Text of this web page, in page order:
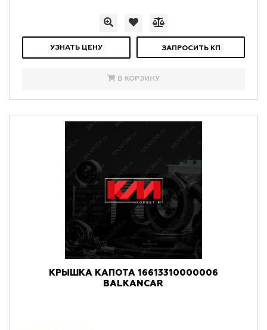
УЗНАТЬ ЦЕНУ ЗАПРОСИТЬ КП
В КОРЗИНУ
КРЫШКА КАПОТА 16613310000006
BALKANCAR